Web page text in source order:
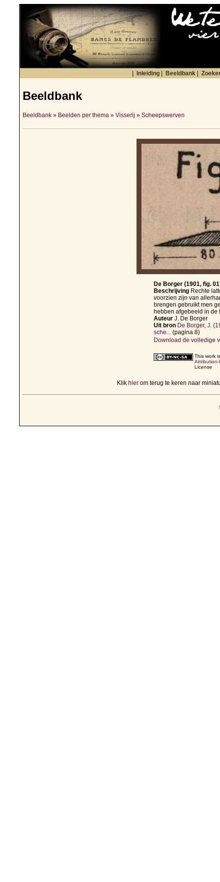
Inleiding Beeldbank
Beeldbank
Beeldbank » Beelden per thema » Visserij » Scheepswerven
De Borger (1901, fig.
Beschrijving Rechte
voorzien zijn van
brengen gebruikt men
hebben afgebeeld in de
Auteur J. De Borger
Uit bron De Borger, J.
sche...(pagina 8)
Download de volledige
This work
License
Klik hierom terug te keren naar